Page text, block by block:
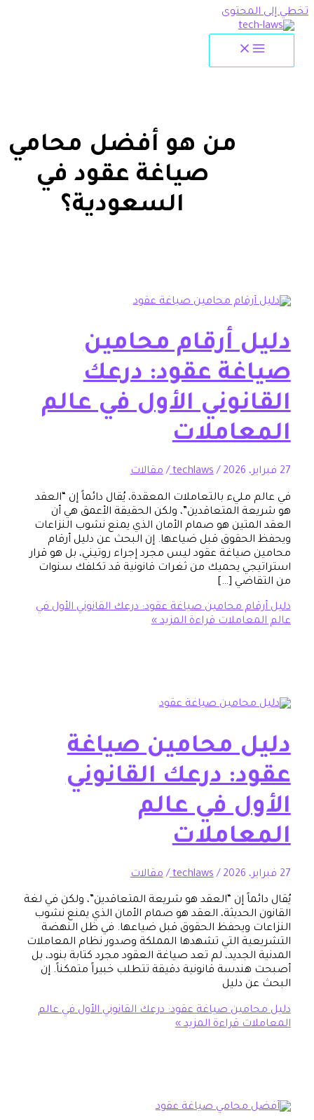
من هو أفضل محامي
صياغة عقود في
السعودية؟
أرقام محامين
عقود: درعك
الأول في عالم
/
techlaws
/مقالات
مليء بالتعاملات المعقدة، يُقال دائماً إن “العقد
المتعاقدين”، ولكن الحقيقة الأعمق هي أن
هو صمام الأمان الذي يمنع نشوب النزاعات
قبل ضياعها. إن البحث عن دليل أرقام
صياغة عقود ليس مجرد إجراء روتيني، بل هو قرار
يحميك من ثغرات قانونية قد تكلفك سنوات
[…]
محامين صياغة عقود: درعك القانوني الأول في
قراءة المزيد »
محامين صياغة
درعك القانوني
في عالم
/
techlaws
/مقالات
إن “العقد هو شريعة المتعاقدين”، ولكن في لغة
الحديثة، العقد هو صمام الأمان الذي يمنع نشوب
ويحفظ الحقوق قبل ضياعها. في ظل النهضة
التي تشهدها المملكة وصدور نظام المعاملات
الجديد، لم تعد صياغة العقود مجرد كتابة بنود، بل
قانونية دقيقة تتطلب خبيراً متمكناً. إن
دليل
صياغة عقود: درعك القانوني الأول في عالم
قراءة المزيد »